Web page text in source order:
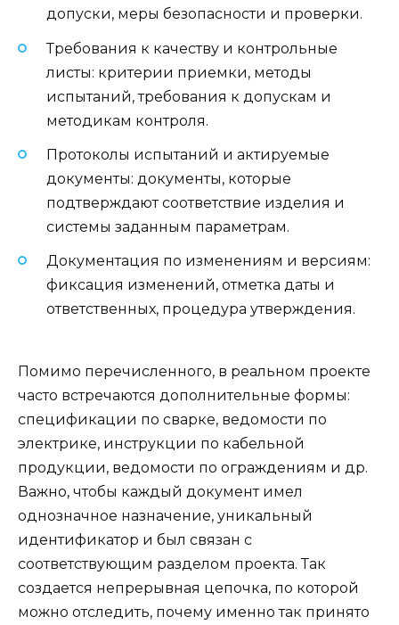
допуски, меры безопасности и проверки.
Требования к качеству и контрольные
листы: критерии приемки, методы
испытаний, требования к допускам и
методикам контроля.
Протоколы испытаний и актируемые
документы: документы, которые
подтверждают соответствие изделия и
системы заданным параметрам.
Документация по изменениям и версиям:
фиксация изменений, отметка даты и
ответственных, процедура утверждения.
Помимо перечисленного, в реальном проекте
часто встречаются дополнительные формы:
спецификации по сварке, ведомости по
электрике, инструкции по кабельной
продукции, ведомости по ограждениям и др.
Важно, чтобы каждый документ имел
однозначное назначение, уникальный
идентификатор и был связан с
соответствующим разделом проекта. Так
создается непрерывная цепочка, по которой
можно отследить, почему именно так принято